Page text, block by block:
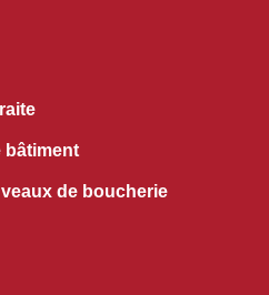
bâtiment
de boucherie